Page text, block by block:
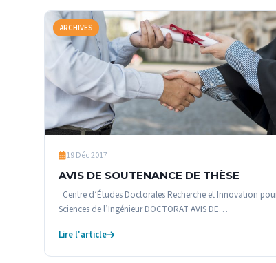
ARCHIVES
19 Déc 2017
AVIS DE SOUTENANCE DE THÈSE
Centre d’Études Doctorales Recherche et Innovation
Sciences de l’Ingénieur DOCTORAT AVIS DE…
Lire l'article